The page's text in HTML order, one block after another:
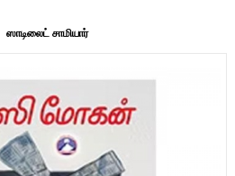
ஸாடிலைட் சாமியார்